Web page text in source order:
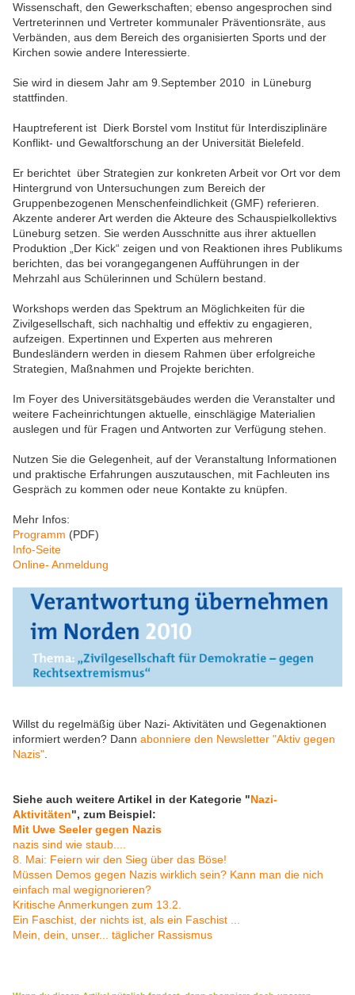
Wissenschaft, den Gewerkschaften; ebenso angesprochen sind
Vertreterinnen und Vertreter kommunaler Präventionsräte, aus
Verbänden, aus dem Bereich des organisierten Sports und der
Kirchen sowie andere Interessierte.
Sie wird in diesem Jahr am 9.September 2010 in Lüneburg
stattfinden.
Hauptreferent ist Dierk Borstel vom Institut für Interdisziplinäre
Konflikt- und Gewaltforschung an der Universität Bielefeld.
Er berichtet über Strategien zur konkreten Arbeit vor Ort vor dem
Hintergrund von Untersuchungen zum Bereich der
Gruppenbezogenen Menschenfeindlichkeit (GMF) referieren.
Akzente anderer Art werden die Akteure des Schauspielkollektivs
Lüneburg setzen. Sie werden Ausschnitte aus ihrer aktuellen
Produktion „Der Kick“ zeigen und von Reaktionen ihres Publikums
berichten, das bei vorangegangenen Aufführungen in der
Mehrzahl aus Schülerinnen und Schülern bestand.
Workshops werden das Spektrum an Möglichkeiten für die
Zivilgesellschaft, sich nachhaltig und effektiv zu engagieren,
aufzeigen. Expertinnen und Experten aus mehreren
Bundesländern werden in diesem Rahmen über erfolgreiche
Strategien, Maßnahmen und Projekte berichten.
Im Foyer des Universitätsgebäudes werden die Veranstalter und
weitere Facheinrichtungen aktuelle, einschlägige Materialien
auslegen und für Fragen und Antworten zur Verfügung stehen.
Nutzen Sie die Gelegenheit, auf der Veranstaltung Informationen
und praktische Erfahrungen auszutauschen, mit Fachleuten ins
Gespräch zu kommen oder neue Kontakte zu knüpfen.
Mehr Infos:
Programm (PDF)
Info-Seite
Online- Anmeldung
Willst du regelmäßig über Nazi- Aktivitäten und Gegenaktionen
informiert werden? Dann abonniere den Newsletter "Aktiv gegen
Nazis".
Siehe auch weitere Artikel in der Kategorie "Nazi-
Aktivitäten", zum Beispiel:
Mit Uwe Seeler gegen Nazis
nazis sind wie staub....
8. Mai: Feiern wir den Sieg über das Böse!
Müssen Demos gegen Nazis wirklich sein? Kann man die nich
einfach mal wegignorieren?
Kritische Anmerkungen zum 13.2.
Ein Faschist, der nichts ist, als ein Faschist ...
Mein, dein, unser... täglicher Rassismus